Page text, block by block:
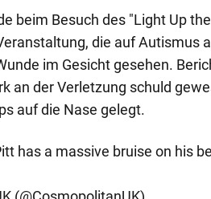
beim Besuch des "Light Up
die auf Autismus
im Gesicht gesehen.
an der Verletzung schuld
auf die Nase gelegt.
has a massive bruise on his